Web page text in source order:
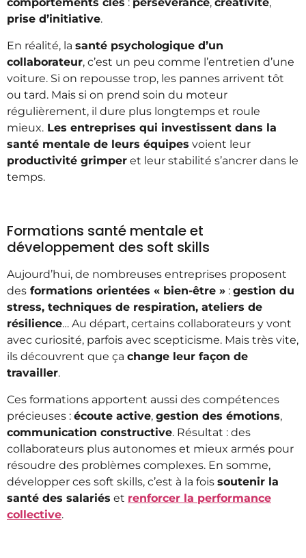
comportements clés : persévérance, créativité,
prise d’initiative.
En réalité, la santé psychologique d’un
collaborateur, c’est un peu comme l’entretien d’une
voiture. Si on repousse trop, les pannes arrivent tôt
ou tard. Mais si on prend soin du moteur
régulièrement, il dure plus longtemps et roule
mieux. Les entreprises qui investissent dans la
santé mentale de leurs équipes voient leur
productivité grimper et leur stabilité s’ancrer dans le
temps.
Formations santé mentale et
développement des soft skills
Aujourd’hui, de nombreuses entreprises proposent
des formations orientées « bien-être » : gestion du
stress, techniques de respiration, ateliers de
résilience… Au départ, certains collaborateurs y vont
avec curiosité, parfois avec scepticisme. Mais très vite,
ils découvrent que ça change leur façon de
travailler.
Ces formations apportent aussi des compétences
précieuses : écoute active, gestion des émotions,
communication constructive. Résultat : des
collaborateurs plus autonomes et mieux armés pour
résoudre des problèmes complexes. En somme,
développer ces soft skills, c’est à la fois soutenir la
santé des salariés et renforcer la performance
collective.